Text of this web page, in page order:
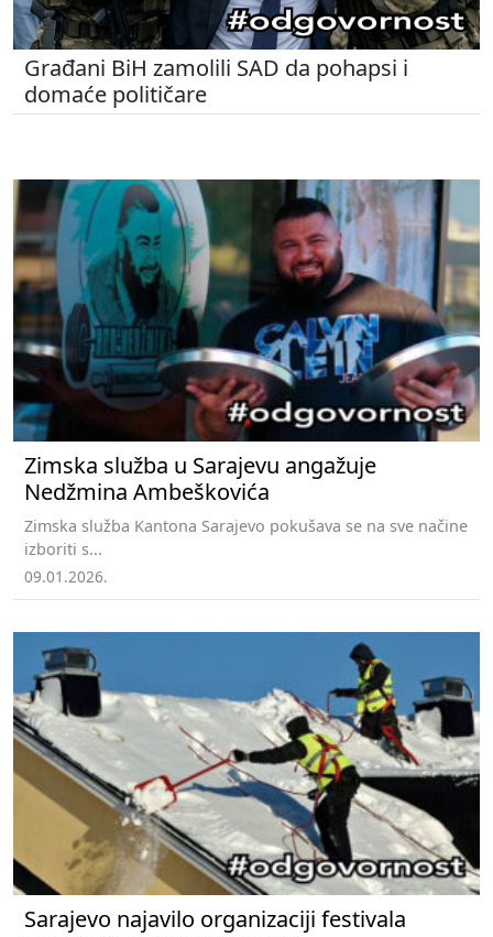
Građani BiH zamolili SAD da pohapsi i
domaće političare
Zimska služba u Sarajevu angažuje
Nedžmina Ambeškovića
Zimska služba Kantona Sarajevo pokušava se na sve načine
izboriti s...
09.01.2026.
Sarajevo najavilo organizaciji festivala